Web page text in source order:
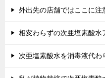
外出先の店舗ではここに注
相変わらずの次亜塩素酸水
次亜塩素酸水を消毒液代わ